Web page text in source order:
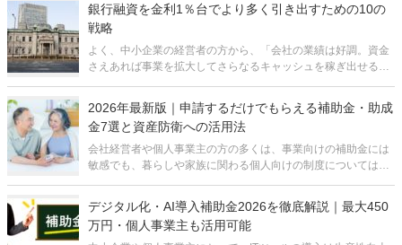
銀行融資を金利1％台でより多く引き出すための10の
戦略
よく、中小企業の経営者の方から、「会社の業績は好調。資金
さえあれば事業を拡大してさらなるキャッシュを稼ぎ出せる自
い…」といった話を耳にします。
2026年最新版｜申請するだけでもらえる補助金・助成
金7選と資産防衛への活用法
会社経営者や個人事業主の方の多くは、事業向けの補助金には
敏感でも、暮らしや家族に関わる個人向けの制度については意
円、知っていれば合計で数十万円から
デジタル化・AI導入補助金2026を徹底解説｜最大450
万円・個人事業主も活用可能